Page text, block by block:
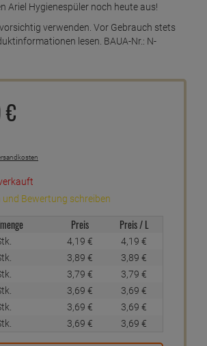
Ariel Hygienespüler noch heute aus!
verwenden. Vor Gebrauch stets
lesen. BAUA-Nr.: N-
€
und Bewertung schreiben
Preis Preis / L
4, 19 € 4, 19 €
3, 89 € 3, 89 €
3, 79 € 3, 79 €
3, 69 € 3, 69 €
3, 69 € 3, 69 €
3, 69 € 3, 69 €